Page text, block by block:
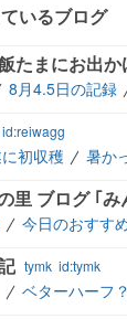
いるブログ
たまにお出か
8月4.5日の記録
id:reiwagg
初収穫 暑か
里 ブログ ｢
今日のおすす
tymk id:tymk
ベターハーフ